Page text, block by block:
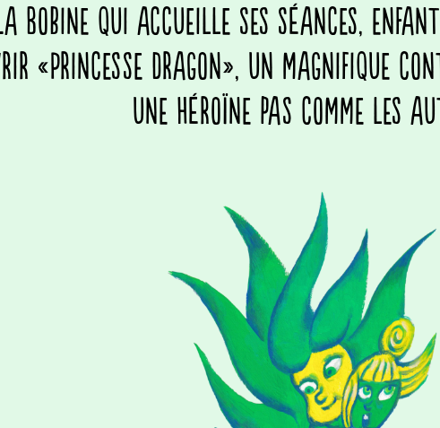
Bobine qui accueille ses séances,
«Princesse Dragon», un magnifique
une héroïne pas comme les